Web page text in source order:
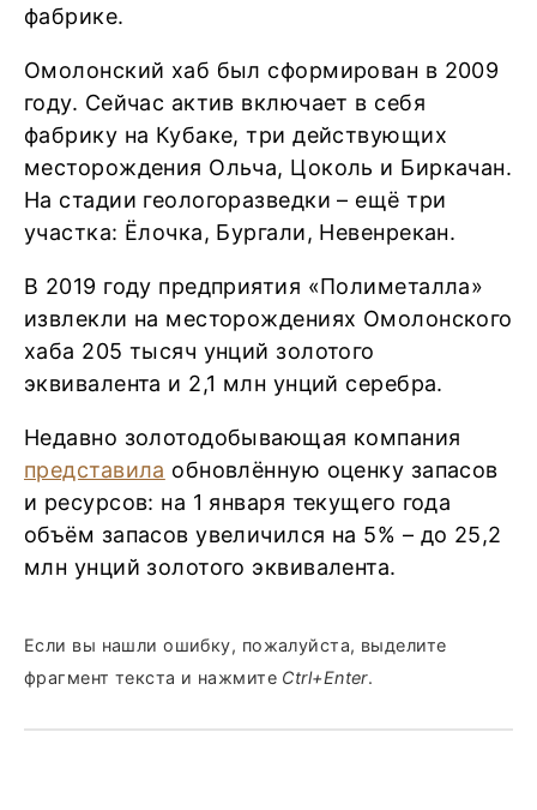
фабрике.
Омолонский хаб был сформирован в 2009
году. Сейчас актив включает в себя
фабрику на Кубаке, три действующих
месторождения Ольча, Цоколь и Биркачан.
На стадии геологоразведки – ещё три
участка: Ёлочка, Бургали, Невенрекан.
В 2019 году предприятия «Полиметалла»
извлекли на месторождениях Омолонского
хаба 205 тысяч унций золотого
эквивалента и 2,1 млн унций серебра.
Недавно золотодобывающая компания
представила обновлённую оценку запасов
и ресурсов: на 1 января текущего года
объём запасов увеличился на 5% – до 25,2
млн унций золотого эквивалента.
Если вы нашли ошибку, пожалуйста, выделите
фрагмент текста и нажмите Ctrl+Enter.